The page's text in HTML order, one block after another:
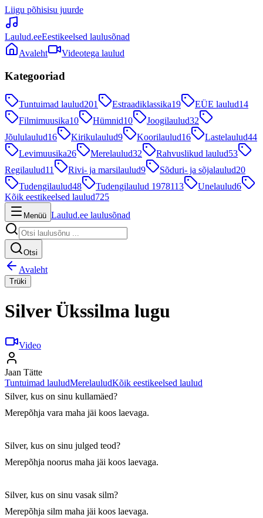
Liigu põhisisu juurde
Laulud.eeEestikeelsed laulusõnad
Avaleht
Videotega laulud
Kategooriad
Tuntuimad laulud201 Estraadiklassika19 EÜE laulud14
Filmimuusika10 Hümnid10 Joogilaulud32
Jõululaulud16 Kirikulaulud9 Koorilaulud16 Lastelaulud44
Levimuusika26 Merelaulud32 Rahvuslikud laulud53
Regilaulud11 Rivi- ja marsilaulud9 Sõduri- ja sõjalaulud20
Tudengilaulud48 Tudengilaulud 1978113 Unelaulud6
Kõik eestikeelsed laulud725
Menüü Laulud.ee laulusõnad
Otsi
Avaleht
Trüki
Silver Ükssilma lugu
Video
Jaan Tätte
Tuntuimad lauludMerelauludKõik eestikeelsed laulud
Silver, kus on sinu kullamäed?
Merepõhja vara maha jäi koos laevaga.
Silver, kus on sinu julged teod?
Merepõhja noorus maha jäi koos laevaga.
Silver, kus on sinu vasak silm?
Merepõhja silm maha jäi koos laevaga.